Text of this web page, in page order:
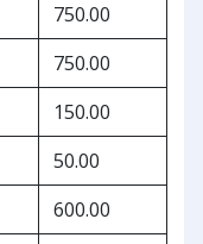
750.00
750.00
150.00
50.00
600.00